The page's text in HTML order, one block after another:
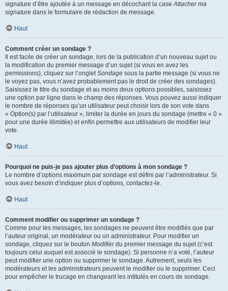
signature d’être ajoutée à un message en décochant la caseAttacher ma
signature dans le formulaire de rédaction de message.
Haut
Comment créer un sondage ?
Il est facile de créer un sondage, lors de la publication d’un nouveau sujet ou
la modification du premier message d’un sujet (si vous en avez les
permissions), cliquez sur l’ongletSondage sous la partie message (si vous ne
le voyez pas, vous n’avez probablement pas le droit de créer des sondages).
Saisissez le titre du sondage et au moins deux options possibles, saisissez
une option par ligne dans le champ des réponses. Vous pouvez aussi indiquer
le nombre de réponses qu’un utilisateur peut choisir lors de son vote dans
« Option(s) par l’utilisateur », limiter la durée en jours du sondage (mettre « 0 »
pour une durée illimitée) et enfin permettre aux utilisateurs de modifier leur
vote.
Haut
Pourquoi ne puis-je pas ajouter plus d’options à mon sondage ?
Le nombre d’options maximum par sondage est défini par l’administrateur. Si
vous avez besoin d’indiquer plus d’options, contactez-le.
Haut
Comment modifier ou supprimer un sondage ?
Comme pour les messages, les sondages ne peuvent être modifiés que par
l’auteur original, un modérateur ou un administrateur. Pour modifier un
sondage, cliquez sur le bouton Modifierdu premier message du sujet (c’est
toujours celui auquel est associé le sondage). Si personne n’a voté, l’auteur
peut modifier une option ou supprimer le sondage. Autrement, seuls les
modérateurs et les administrateurs peuvent le modifier ou le supprimer. Ceci
pour empêcher le trucage en changeant les intitulés en cours de sondage.